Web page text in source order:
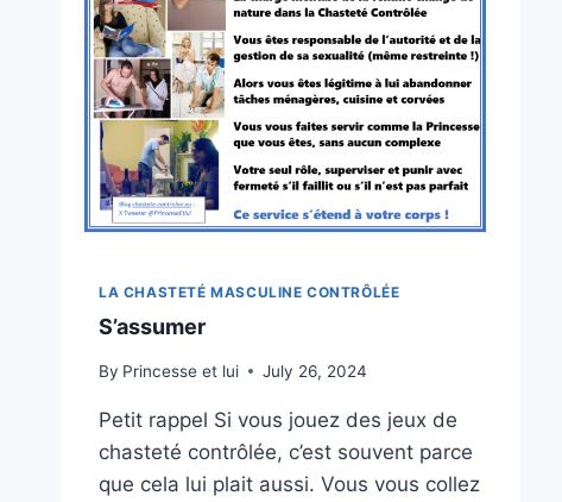
LA CHASTETÉ MASCULINE CONTRÔLÉE
S’assumer
By Princesse et lui July 26, 2024
Petit rappel Si vous jouez des jeux de
chasteté contrôlée, c’est souvent parce
que cela lui plait aussi. Vous vous collez